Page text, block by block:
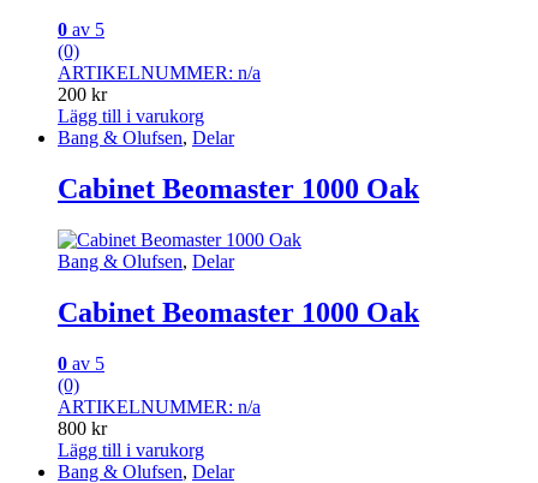
0 av 5
(0)
ARTIKELNUMMER: n/a
200 kr
Lägg till i varukorg
Bang & Olufsen, Delar
Cabinet Beomaster 1000 Oak
Bang & Olufsen, Delar
Cabinet Beomaster 1000 Oak
0 av 5
(0)
ARTIKELNUMMER: n/a
800 kr
Lägg till i varukorg
Bang & Olufsen, Delar